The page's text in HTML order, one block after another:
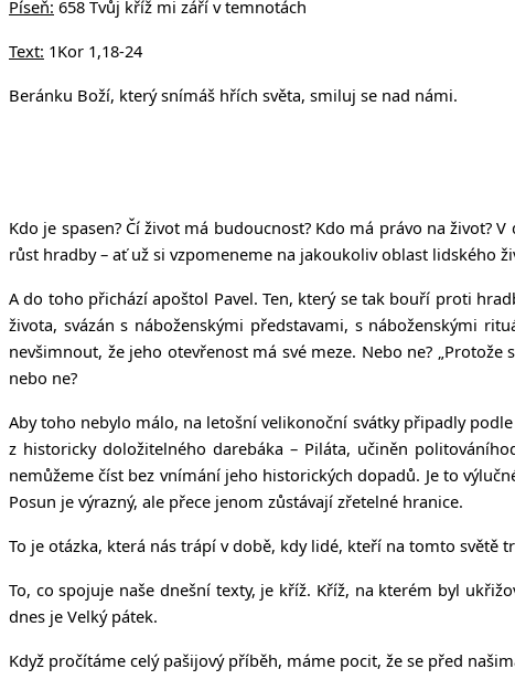
Píseň: 658 Tvůj kříž mi září v temnotách
Text: 1Kor 1,18-24
Beránku Boží, který snímáš hřích světa, smiluj se nad námi.
Kdo je spasen? Čí život má budoucnost? Kdo má právo na
růst hradby – ať už si vzpomeneme na jakoukoliv oblast lidského
A do toho přichází apoštol Pavel. Ten, který se tak bouří proti
života, svázán s náboženskými představami, s náboženskými
nevšimnout, že jeho otevřenost má své meze. Nebo ne?
nebo ne?
Aby toho nebylo málo, na letošní velikonoční svátky připadly
z historicky doložitelného darebáka – Piláta, učiněn
nemůžeme číst bez vnímání jeho historických dopadů. Je to
Posun je výrazný, ale přece jenom zůstávají zřetelné hranice.
To je otázka, která nás trápí v době, kdy lidé, kteří na tomto světě
To, co spojuje naše dnešní texty, je kříž. Kříž, na kterém byl
dnes je Velký pátek.
Když pročítáme celý pašijový příběh, máme pocit, že se před